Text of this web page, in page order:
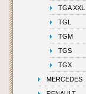
TGA XXL
TGL
TGM
TGS
TGX
MERCEDES